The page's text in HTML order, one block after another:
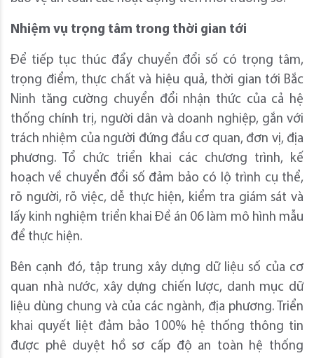
Nhiệm vụ trọng tâm trong thời gian tới
Để tiếp tục thúc đẩy chuyển đổi số có trọng tâm,
trọng điểm, thực chất và hiệu quả, thời gian tới Bắc
Ninh tăng cường chuyển đổi nhận thức của cả hệ
thống chính trị, người dân và doanh nghiệp, gắn với
trách nhiệm của người đứng đầu cơ quan, đơn vị, địa
phương. Tổ chức triển khai các chương trình, kế
hoạch về chuyển đổi số đảm bảo có lộ trình cụ thể,
rõ người, rõ việc, dễ thực hiện, kiểm tra giám sát và
lấy kinh nghiệm triển khai Đề án 06 làm mô hình mẫu
để thực hiện.
Bên cạnh đó, tập trung xây dựng dữ liệu số của cơ
quan nhà nước, xây dựng chiến lược, danh mục dữ
liệu dùng chung và của các ngành, địa phương. Triển
khai quyết liệt đảm bảo 100% hệ thống thông tin
được phê duyệt hồ sơ cấp độ an toàn hệ thống